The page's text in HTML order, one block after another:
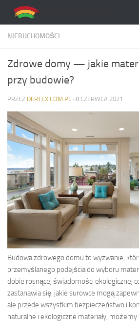
Skip to content
NIERUCHOMOŚCI
Zdrowe domy — jakie
przy budowie?
PRZEZ DERTEX.COM.PL · 8 CZERWCA 2021
Budowa zdrowego domu to wyzwanie,
przemyślanego podejścia do wyboru
dobie rosnącej świadomości ekologicznej
zastanawia się, jakie surowce mogą
ale przede wszystkim bezpieczeństwo i
naturalne i ekologiczne materiały,